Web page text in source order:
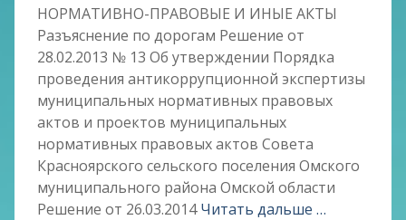
НОРМАТИВНО-ПРАВОВЫЕ И ИНЫЕ АКТЫ
Разъяснение по дорогам Решение от
28.02.2013 № 13 Об утверждении Порядка
проведения антикоррупционной экспертизы
муниципальных нормативных правовых
актов и проектов муниципальных
нормативных правовых актов Совета
Красноярского сельского поселения Омского
муниципального района Омской области
Решение от 26.03.2014Читать дальше …